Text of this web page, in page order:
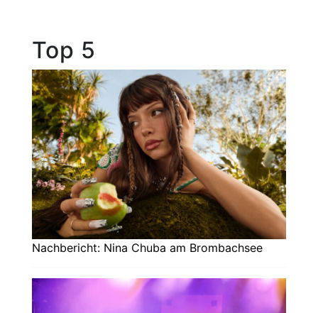
Top 5
Nachbericht: Nina Chuba am Brombachsee